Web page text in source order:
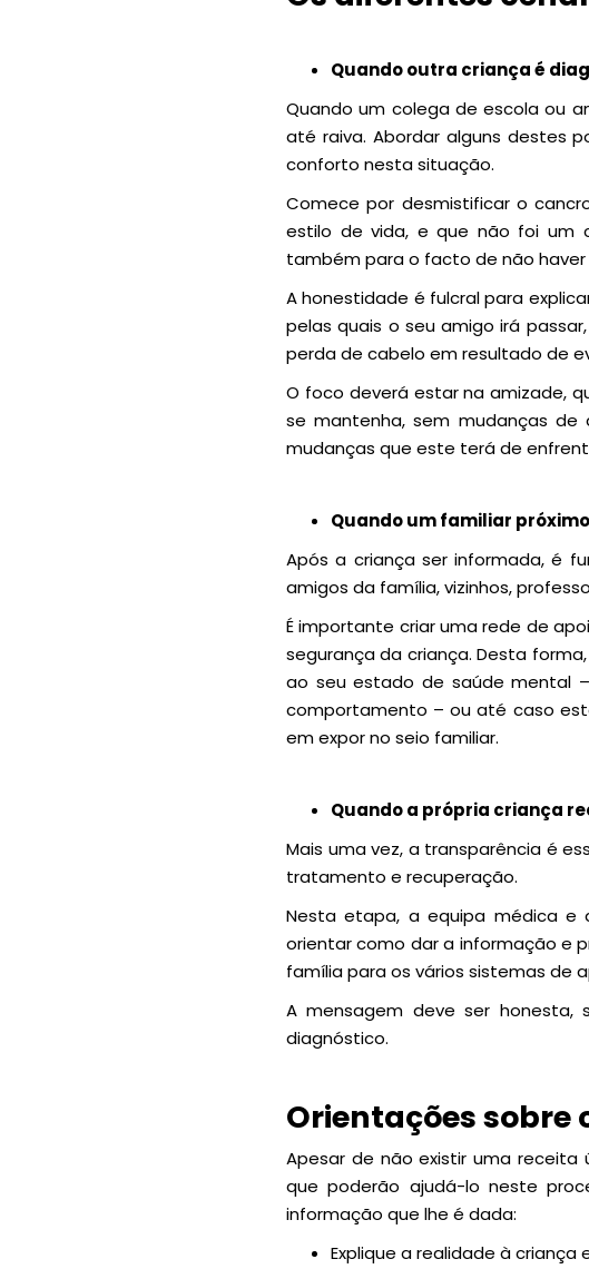
Quando outra criança é
Quando um colega de escola ou
até raiva. Abordar alguns destes
conforto nesta situação.
Comece por desmistificar o
estilo de vida, e que não foi um
também para o facto de não
A honestidade é fulcral para
pelas quais o seu amigo irá
perda de cabelo em resultado de
O foco deverá estar na amizade,
se mantenha, sem mudanças
mudanças que este terá de
Quando um familiar
Após a criança ser informada, é
amigos da família, vizinhos,
É importante criar uma rede de
segurança da criança. Desta
ao seu estado de saúde mental
comportamento – ou até caso
em expor no seio familiar.
Quando a própria criança
Mais uma vez, a transparência é
tratamento e recuperação.
Nesta etapa, a equipa médica e
orientar como dar a informação e
família para os vários sistemas de
A mensagem deve ser honesta,
diagnóstico.
Orientações
Apesar de não existir uma receita
que poderão ajudá-lo neste
informação que lhe é dada:
Explique a realidade à